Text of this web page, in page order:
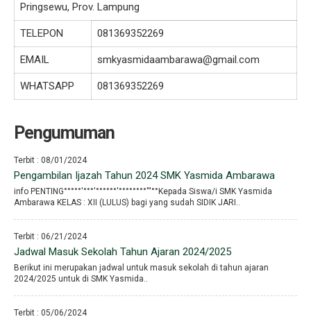
Pringsewu, Prov. Lampung
TELEPON 081369352269
EMAIL smkyasmidaambarawa@gmail.com
WHATSAPP 081369352269
Pengumuman
Terbit : 08/01/2024
Pengambilan Ijazah Tahun 2024 SMK Yasmida Ambarawa
info PENTING°°°°°′°°°′°°°°°°′°°°°°°°°′′′°°Kepada Siswa/i SMK Yasmida
Ambarawa KELAS : XII (LULUS) bagi yang sudah SIDIK JARI..
Terbit : 06/21/2024
Jadwal Masuk Sekolah Tahun Ajaran 2024/2025
Berikut ini merupakan jadwal untuk masuk sekolah di tahun ajaran
2024/2025 untuk di SMK Yasmida..
Terbit : 05/06/2024